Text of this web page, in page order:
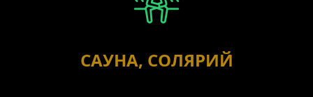
САУНА, СОЛЯРИЙ